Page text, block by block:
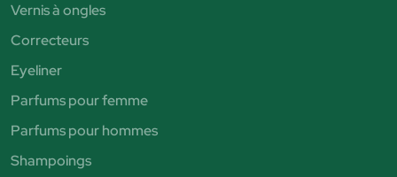
Vernis à ongles
Correcteurs
Eyeliner
Parfums pour femme
Parfums pour hommes
Shampoings